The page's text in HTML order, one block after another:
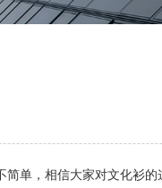
单，相信大家对文化衫